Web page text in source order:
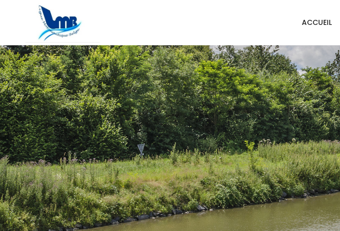
ACCUEIL